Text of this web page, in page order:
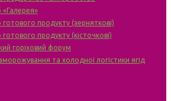
«Галерея»
готового продукту (зерняткові)
готового продукту (кісточкові)
горіховий форум
та холодної логістики ягід